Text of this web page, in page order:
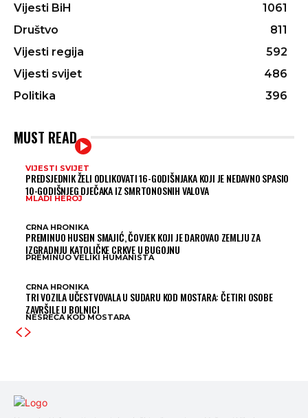
Vijesti BiH
1061
Društvo
811
Vijesti regija
592
Vijesti svijet
486
Politika
396
MUST READ
VIJESTI SVIJET
PREDSJEDNIK ŽELI ODLIKOVATI 16-GODIŠNJAKA KOJI JE NEDAVNO SPASIO
10-GODIŠNJEG DJEČAKA IZ SMRTONOSNIH VALOVA
MLADI HEROJ
CRNA HRONIKA
PREMINUO HUSEIN SMAJIĆ, ČOVJEK KOJI JE DAROVAO ZEMLJU ZA
IZGRADNJU KATOLIČKE CRKVE U BUGOJNU
PREMINUO VELIKI HUMANISTA
CRNA HRONIKA
TRI VOZILA UČESTVOVALA U SUDARU KOD MOSTARA: ČETIRI OSOBE
ZAVRŠILE U BOLNICI
NESREĆA KOD MOSTARA